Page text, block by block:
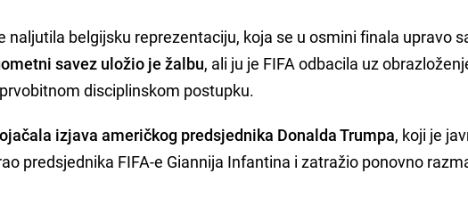
naljutila belgijsku reprezentaciju, koja se u osmini finala upravo
savez uložio je žalbu, ali ju je FIFA odbacila uz
disciplinskom postupku.
izjava američkog predsjednika Donalda Trumpa, koji je
predsjednika FIFA-e Giannija Infantina i zatražio ponovno